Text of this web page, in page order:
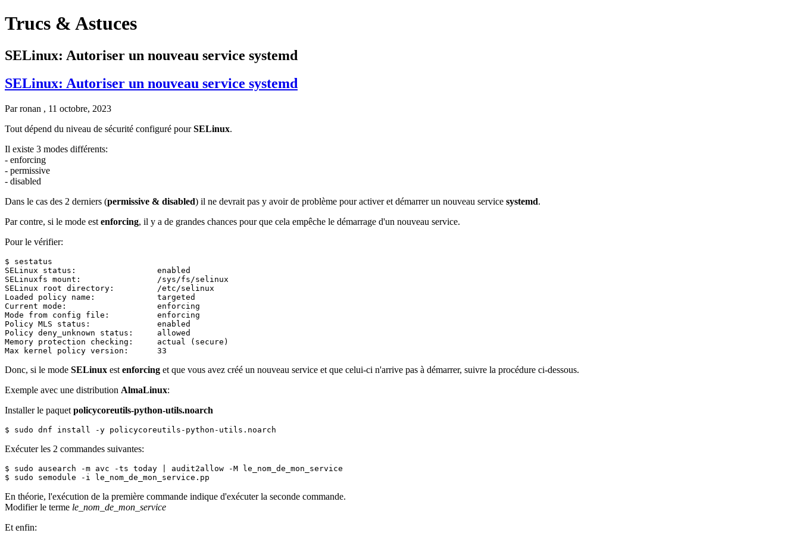
Trucs & Astuces
SELinux: Autoriser un nouveau service systemd
SELinux: Autoriser un nouveau service systemd
Parronan , 11 octobre, 2023
Tout dépend du niveau de sécurité configuré pourSELinux.
Il existe 3 modes différents:
- enforcing
- permissive
- disabled
Dans le cas des 2 derniers (permissive & disabled) il ne devrait pas y avoir de problème pour activer et démarrer un nouveau service systemd.
Par contre, si le mode est enforcing, il y a de grandes chances pour que cela empêche le démarrage d'un nouveau service.
Pour le vérifier:
$ sestatus
SELinux status:                 enabled
SELinuxfs mount:                /sys/fs/selinux
SELinux root directory:         /etc/selinux
Loaded policy name:             targeted
Current mode:                   enforcing
Mode from config file:          enforcing
Policy MLS status:              enabled
Policy deny_unknown status:     allowed
Memory protection checking:     actual (secure)
Max kernel policy version:      33
Donc, si le mode SELinux est enforcing et que vous avez créé un nouveau service et que celui-ci n'arrive pas à démarrer, suivre la procédure ci-dessous.
Exemple avec une distribution AlmaLinux:
Installer le paquet policycoreutils-python-utils.noarch
$ sudo dnf install -y policycoreutils-python-utils.noarch
Exécuter les 2 commandes suivantes:
$ sudo ausearch -m avc -ts today | audit2allow -M le_nom_de_mon_service
$ sudo semodule -i le_nom_de_mon_service.pp
En théorie, l'exécution de la première commande indique d'exécuter la seconde commande.
Modifier le terme le_nom_de_mon_service
Et enfin: